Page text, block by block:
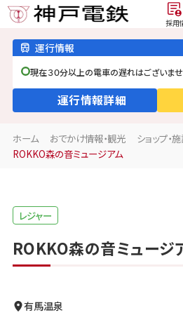
採用
運行情報
現在３０分以上の電車の遅れはございませ
運行情報詳細
ホーム おでかけ情報・観光
ショップ・
ROKKO森の音ミュージアム
レジャー
ROKKO森の音ミュージ
有馬温泉